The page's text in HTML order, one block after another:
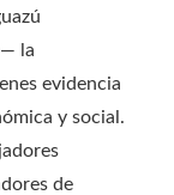
la
evidencia
y social.
de